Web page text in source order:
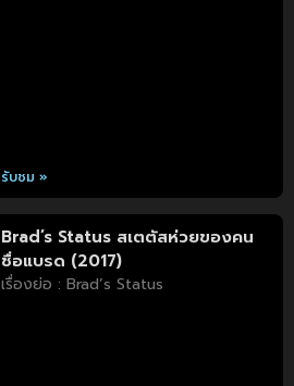
รับชม »
Brad’s Status สเตตัสห่วยของคน
ชื่อแบรด (2017)
เรื่องย่อ : Brad’s Status